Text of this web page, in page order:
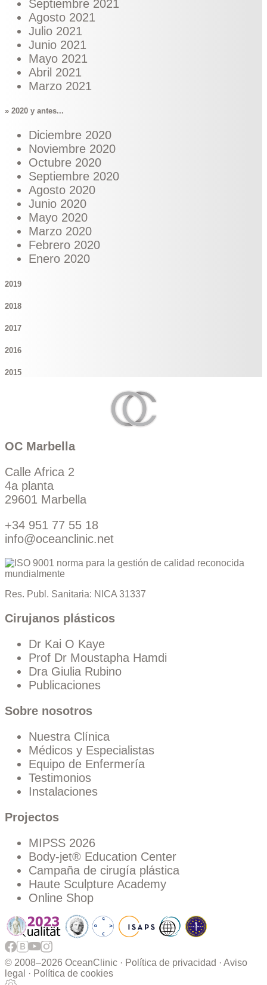
Septiembre 2021
Agosto 2021
Julio 2021
Junio 2021
Mayo 2021
Abril 2021
Marzo 2021
» 2020 y antes...
Diciembre 2020
Noviembre 2020
Octubre 2020
Septiembre 2020
Agosto 2020
Junio 2020
Mayo 2020
Marzo 2020
Febrero 2020
Enero 2020
2019
2018
2017
2016
2015
OC Marbella
Calle Africa 2
4a planta
29601 Marbella
+34 951 77 55 18
info@oceanclinic.net
Res. Publ. Sanitaria: NICA 31337
Cirujanos plásticos
Dr Kai O Kaye
Prof Dr Moustapha Hamdi
Dra Giulia Rubino
Publicaciones
Sobre nosotros
Nuestra Clínica
Médicos y Especialistas
Equipo de Enfermería
Testimonios
Instalaciones
Projectos
MIPSS 2026
Body-jet® Education Center
Campaña de cirugía plástica
Haute Sculpture Academy
Online Shop
© 2008–2026 OceanClinic · Política de privacidad · Aviso
legal
· Política de cookies